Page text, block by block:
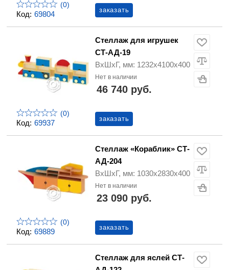
Код: 69804
(0)
заказать
Код: 69937
(0)
Стеллаж для игрушек
СТ-АД-19
ВхШхГ, мм: 1232х4100х400
Нет в наличии
46 740 руб.
заказать
Код: 69889
(0)
Стеллаж «Кораблик» СТ-
АД-204
ВхШхГ, мм: 1030х2830х400
Нет в наличии
23 090 руб.
заказать
Стеллаж для яслей СТ-